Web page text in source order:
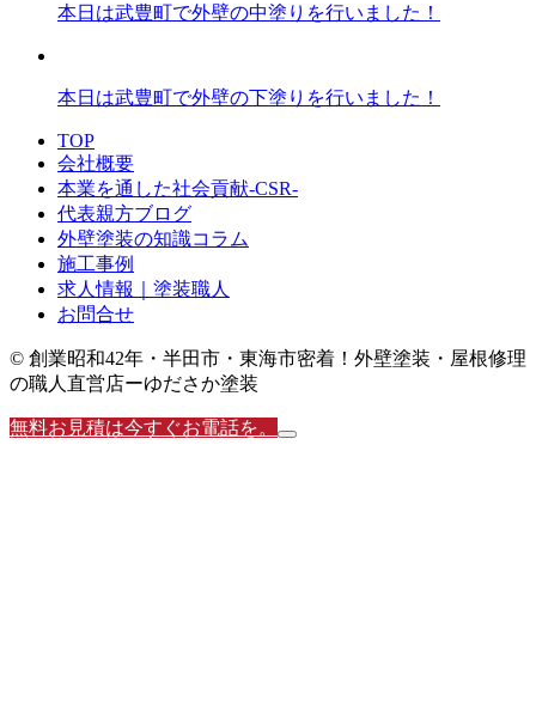
本日は武豊町で外壁の中塗りを行いました！
本日は武豊町で外壁の下塗りを行いました！
TOP
会社概要
本業を通した社会貢献-CSR-
代表親方ブログ
外壁塗装の知識コラム
施工事例
求人情報｜塗装職人
お問合せ
© 創業昭和42年・半田市・東海市密着！外壁塗装・屋根修理
の職人直営店ーゆださか塗装
無料お見積は今すぐお電話を。